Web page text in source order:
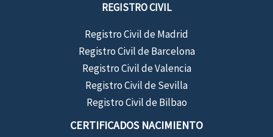
REGISTRO CIVIL
Registro Civil de Madrid
Registro Civil de Barcelona
Registro Civil de Valencia
Registro Civil de Sevilla
Registro Civil de Bilbao
CERTIFICADOS NACIMIENTO